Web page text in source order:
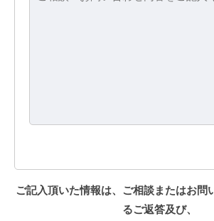
ご記入頂いた情報は、ご相談またはお問
るご返答及び、